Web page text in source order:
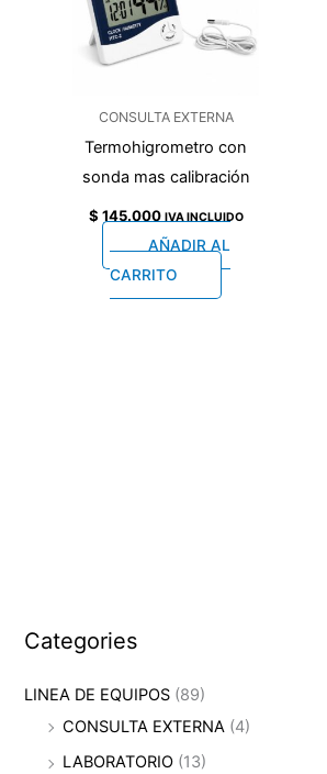
Categories
LINEA DE EQUIPOS (89)
CONSULTA EXTERNA (4)
LABORATORIO (13)
CONSULTA EXTERNA
Termohigrometro con
sonda mas calibración
$ 145.000 IVA INCLUIDO
AÑADIR AL
CARRITO